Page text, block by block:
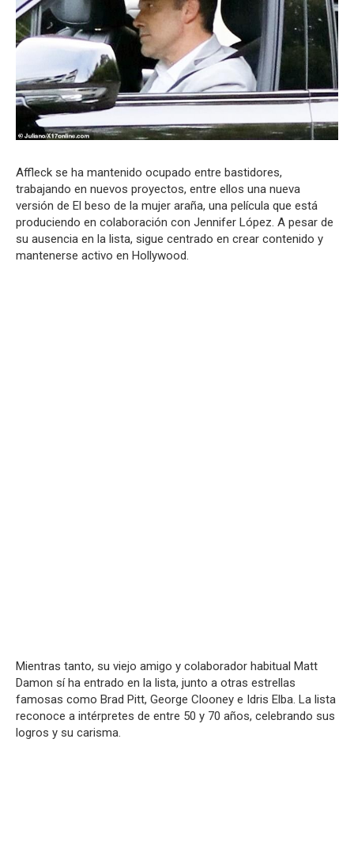
Affleck se ha mantenido ocupado entre bastidores,
trabajando en nuevos proyectos, entre ellos una nueva
versión de El beso de la mujer araña, una película que está
produciendo en colaboración con Jennifer López. A pesar de
su ausencia en la lista, sigue centrado en crear contenido y
mantenerse activo en Hollywood.
Mientras tanto, su viejo amigo y colaborador habitual Matt
Damon sí ha entrado en la lista, junto a otras estrellas
famosas como Brad Pitt, George Clooney e Idris Elba. La lista
reconoce a intérpretes de entre 50 y 70 años, celebrando sus
logros y su carisma.